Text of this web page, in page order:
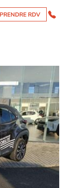
PRENDRE RDV